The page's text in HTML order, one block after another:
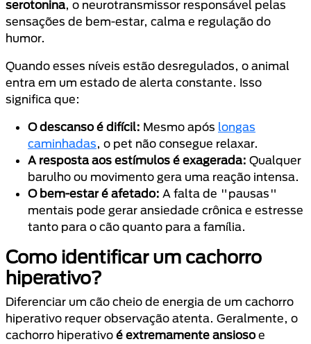
serotonina, o neurotransmissor responsável pelas
sensações de bem-estar, calma e regulação do
humor.
Quando esses níveis estão desregulados, o animal
entra em um estado de alerta constante. Isso
significa que:
O descanso é difícil: Mesmo após longas
caminhadas, o pet não consegue relaxar.
A resposta aos estímulos é exagerada: Qualquer
barulho ou movimento gera uma reação intensa.
O bem-estar é afetado: A falta de "pausas"
mentais pode gerar ansiedade crônica e estresse
tanto para o cão quanto para a família.
Como identificar um cachorro
hiperativo?
Diferenciar um cão cheio de energia de um cachorro
hiperativo requer observação atenta. Geralmente, o
cachorro hiperativo é extremamente ansiosoe